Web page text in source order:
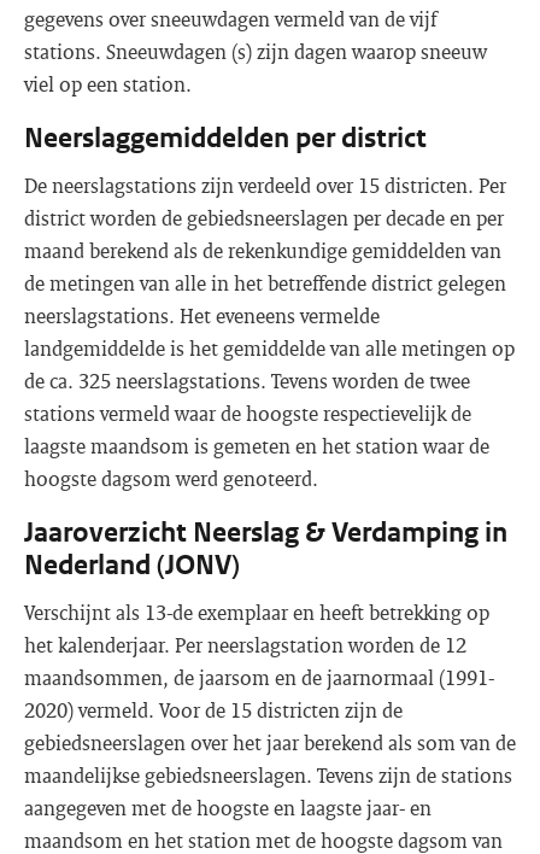
gegevens over sneeuwdagen vermeld van de vijf
stations. Sneeuwdagen (s) zijn dagen waarop sneeuw
viel op een station.
Neerslaggemiddelden per district
De neerslagstations zijn verdeeld over 15 districten. Per
district worden de gebiedsneerslagen per decade en per
maand berekend als de rekenkundige gemiddelden van
de metingen van alle in het betreffende district gelegen
neerslagstations. Het eveneens vermelde
landgemiddelde is het gemiddelde van alle metingen op
de ca. 325 neerslagstations. Tevens worden de twee
stations vermeld waar de hoogste respectievelijk de
laagste maandsom is gemeten en het station waar de
hoogste dagsom werd genoteerd.
Jaaroverzicht Neerslag & Verdamping in
Nederland (JONV)
Verschijnt als 13-de exemplaar en heeft betrekking op
het kalenderjaar. Per neerslagstation worden de 12
maandsommen, de jaarsom en de jaarnormaal (1991-
2020) vermeld. Voor de 15 districten zijn de
gebiedsneerslagen over het jaar berekend als som van de
maandelijkse gebiedsneerslagen. Tevens zijn de stations
aangegeven met de hoogste en laagste jaar- en
maandsom en het station met de hoogste dagsom van